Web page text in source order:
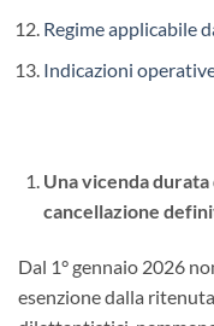
Regime applicabile
Indicazioni
Una vicenda durata
cancellazione
Dal 1° gennaio 2026
esenzione dalla